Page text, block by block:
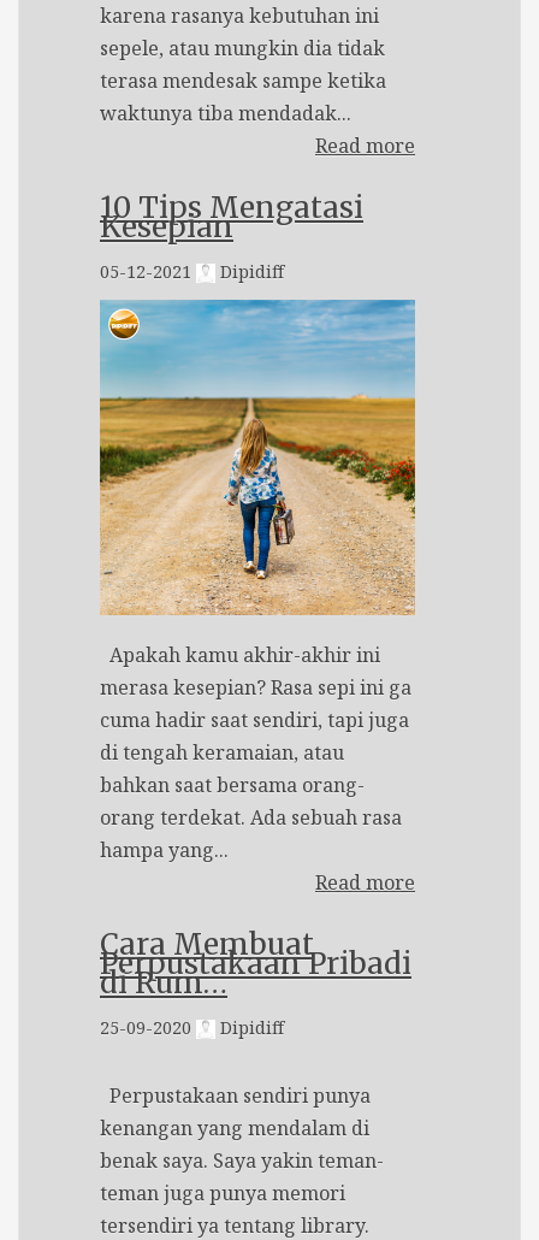
karena rasanya kebutuhan ini
sepele, atau mungkin dia tidak
terasa mendesak sampe ketika
waktunya tiba mendadak...
Read more
10 Tips Mengatasi
Kesepian
05-12-2021 Dipidiff
Apakah kamu akhir-akhir ini
merasa kesepian? Rasa sepi ini ga
cuma hadir saat sendiri, tapi juga
di tengah keramaian, atau
bahkan saat bersama orang-
orang terdekat. Ada sebuah rasa
hampa yang...
Read more
Cara Membuat
Perpustakaan Pribadi
di Rum…
25-09-2020 Dipidiff
Perpustakaan sendiri punya
kenangan yang mendalam di
benak saya. Saya yakin teman-
teman juga punya memori
tersendiri ya tentang library.